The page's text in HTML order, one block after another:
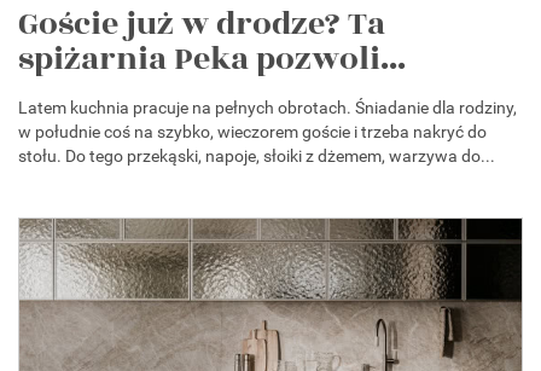
Goście już w drodze? Ta
spiżarnia Peka pozwoli...
Latem kuchnia pracuje na pełnych obrotach. Śniadanie dla rodziny,
w południe coś na szybko, wieczorem goście i trzeba nakryć do
stołu. Do tego przekąski, napoje, słoiki z dżemem, warzywa do...